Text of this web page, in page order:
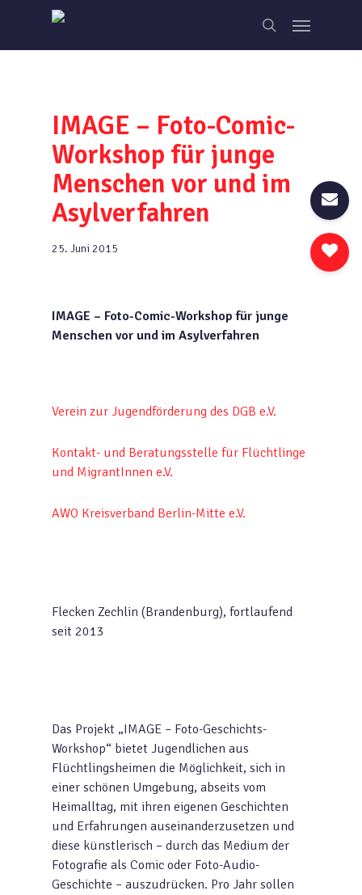
main
search
Menu
IMAGE – Foto-Comic-
Workshop für junge
Menschen vor und im
Asylverfahren
25. Juni 2015
IMAGE – Foto-Comic-Workshop für junge
Menschen vor und im Asylverfahren
Verein zur Jugendförderung des DGB e.V.
Kontakt- und Beratungsstelle für Flüchtlinge
und MigrantInnen e.V.
AWO Kreisverband Berlin-Mitte e.V.
Flecken Zechlin (Brandenburg), fortlaufend
seit 2013
Das Projekt „IMAGE – Foto-Geschichts-
Workshop“ bietet Jugendlichen aus
Flüchtlingsheimen die Möglichkeit, sich in
einer schönen Umgebung, abseits vom
Heimalltag, mit ihren eigenen Geschichten
und Erfahrungen auseinanderzusetzen und
diese künstlerisch – durch das Medium der
Fotografie als Comic oder Foto-Audio-
Geschichte – auszudrücken. Pro Jahr sollen